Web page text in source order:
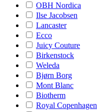
OBH Nordica
Ilse Jacobsen
Lancaster
Ecco
Juicy Couture
Birkenstock
Weleda
Bjørn Borg
Mont Blanc
Biotherm
Royal Copenhagen